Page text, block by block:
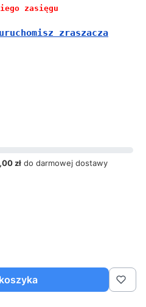
zasięgu
zraszacza
złdo darmowej dostawy